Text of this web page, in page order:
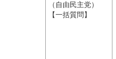
（自由民主党）
【一括質問】